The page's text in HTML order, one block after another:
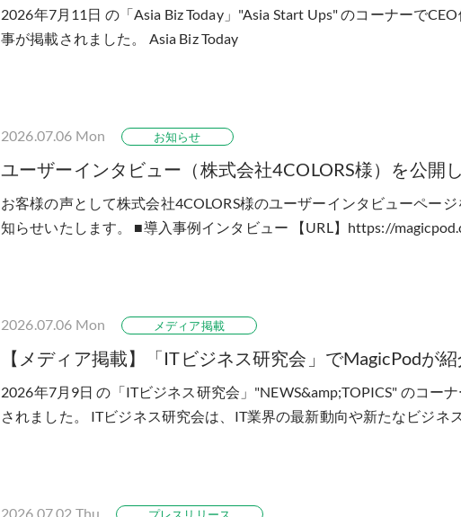
2026年7月11日 の「Asia Biz Today」"Asia Start Ups" のコーナーで
事が掲載されました。 Asia Biz Today
2026.07.06 Mon お知らせ
ユーザーインタビュー（株式会社4COLORS様）を公開
お客様の声として株式会社4COLORS様のユーザーインタビューペー
知らせいたします。 ■導入事例インタビュー 【URL】https://
2026.07.06 Mon メディア掲載
【メディア掲載】「ITビジネス研究会」でMagicPodが
2026年7月9日 の「ITビジネス研究会」"NEWS&amp;TOPICS" のコー
されました。 ITビジネス研究会は、IT業界の最新動向や新たなビジネ
2026.07.02 Thu プレスリリース